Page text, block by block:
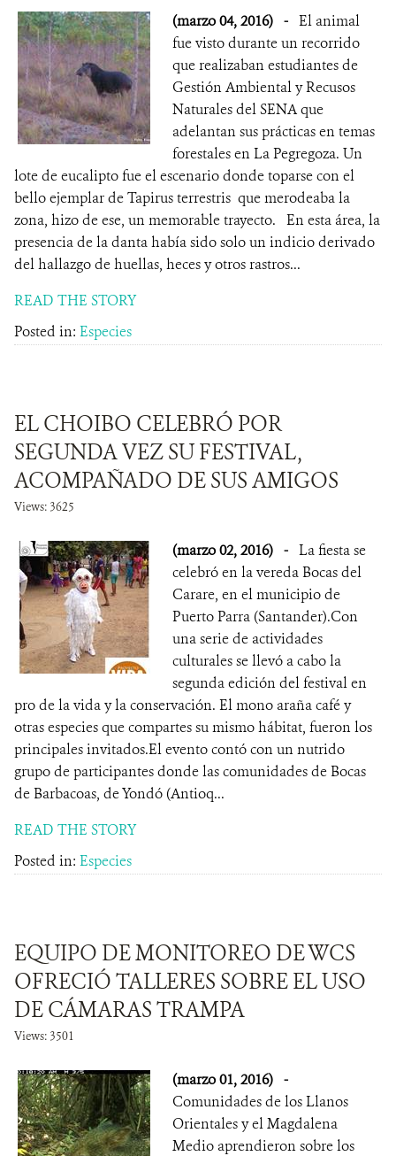
(marzo 04, 2016) - El animal
fue visto durante un recorrido
que realizaban estudiantes de
Gestión Ambiental y Recusos
Naturales del SENA que
adelantan sus prácticas en temas
forestales en La Pegregoza. Un
lote de eucalipto fue el escenario donde toparse con el
bello ejemplar de Tapirus terrestris que merodeaba la
zona, hizo de ese, un memorable trayecto. En esta área, la
presencia de la danta había sido solo un indicio derivado
del hallazgo de huellas, heces y otros rastros...
READ THE STORY
Posted in: Especies
EL CHOIBO CELEBRÓ POR
SEGUNDA VEZ SU FESTIVAL,
ACOMPAÑADO DE SUS AMIGOS
Views: 3625
(marzo 02, 2016) - La fiesta se
celebró en la vereda Bocas del
Carare, en el municipio de
Puerto Parra (Santander).Con
una serie de actividades
culturales se llevó a cabo la
segunda edición del festival en
pro de la vida y la conservación. El mono araña café y
otras especies que compartes su mismo hábitat, fueron los
principales invitados.El evento contó con un nutrido
grupo de participantes donde las comunidades de Bocas
de Barbacoas, de Yondó (Antioq...
READ THE STORY
Posted in: Especies
EQUIPO DE MONITOREO DE WCS
OFRECIÓ TALLERES SOBRE EL USO
DE CÁMARAS TRAMPA
Views: 3501
(marzo 01, 2016) -
Comunidades de los Llanos
Orientales y el Magdalena
Medio aprendieron sobre los